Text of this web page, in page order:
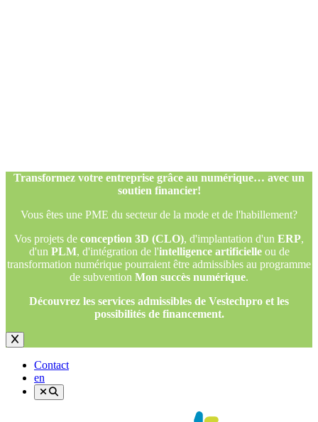
Transformez votre entreprise grâce au numérique… avec un
soutien financier!
Vous êtes une PME du secteur de la mode et de l'habillement?
Vos projets de conception 3D (CLO), d'implantation d'un ERP,
d'un PLM, d'intégration de l'intelligence artificielleou de
transformation numérique pourraient être admissibles au programme
de subvention Mon succès numérique.
Découvrez les services admissibles de Vestechpro et les
possibilités de financement.
Contact
en